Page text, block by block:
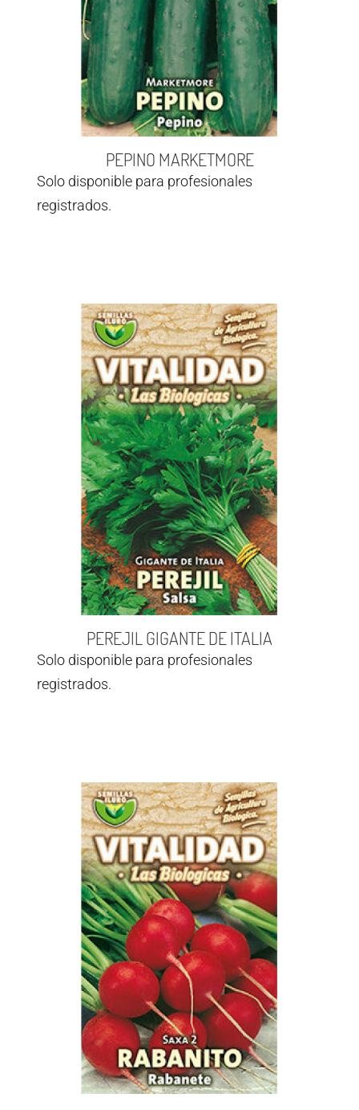
PEPINO MARKETMORE
Solo disponible para profesionales
registrados.
PEREJIL GIGANTE DE ITALIA
Solo disponible para profesionales
registrados.